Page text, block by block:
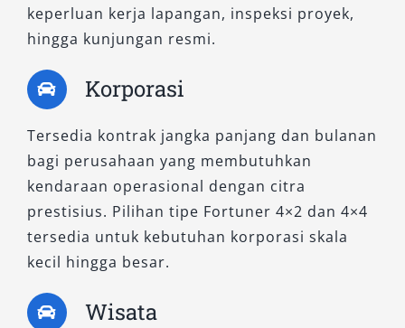
Unit ini menawarkan keseimbangan antara
performa tinggi dan efisiensi. Tanpa fitur Rear
Seat Entertainment (RSE), tipe ini lebih ringan
dan cocok untuk kebutuhan operasional atau
perjalanan outdoor dengan durasi panjang.
Ditenagai mesin diesel 2.8L, sistem penggerak
4×4 menjamin traksi maksimal di berbagai
kondisi medan.
2. Fortuner 2.8 VRZ 4×4 A/T
Sebagai versi lengkap dari varian sebelumnya,
keperluan kerja lapangan, inspeksi proyek,
hingga kunjungan resmi.
Korporasi
Tersedia kontrak jangka panjang dan bulanan
bagi perusahaan yang membutuhkan
kendaraan operasional dengan citra
prestisius. Pilihan tipe Fortuner 4×2 dan 4×4
tersedia untuk kebutuhan korporasi skala
kecil hingga besar.
Wisata